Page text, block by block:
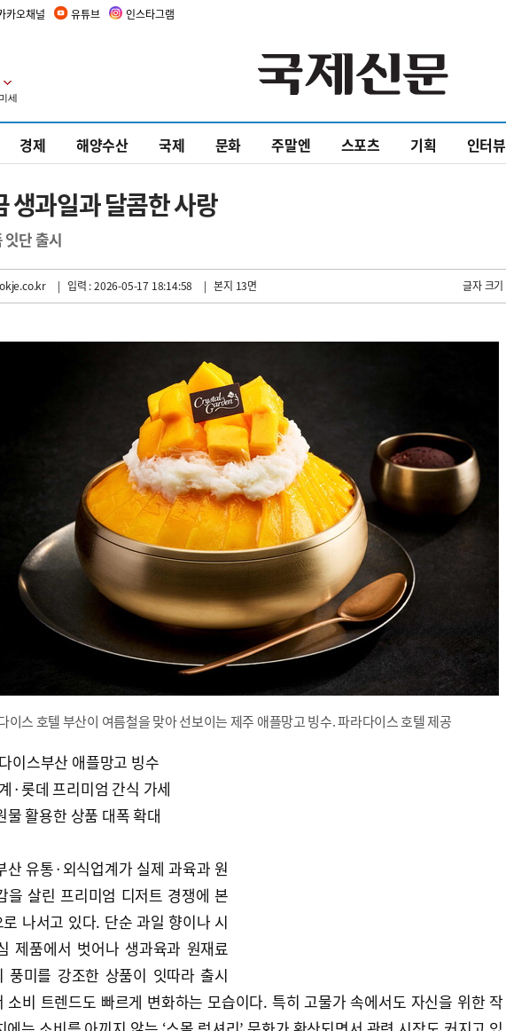
카오채널 유튜브 인스타그램
경제 해양수산 국제 문화 주말엔 스포츠 기획 인터뷰
생과일과 달콤한 사랑
잇단 출시
| 입력 : 2026-05-17 18:14:58 | 본지 13면 글자 크기
이스 호텔 부산이 여름철을 맞아 선보이는 제주 애플망고 빙수. 파라다이스 호텔 제공
이스부산 애플망고 빙수
·롯데 프리미엄 간식 가세
물 활용한 상품 대폭 확대
산 유통·외식업계가 실제 과육과 원
을 살린 프리미엄 디저트 경쟁에 본
로 나서고 있다. 단순 과일 향이나 시
제품에서 벗어나 생과육과 원재료
풍미를 강조한 상품이 잇따라 출시
소비 트렌드도 빠르게 변화하는 모습이다. 특히 고물가 속에서도 자신을 위한 작